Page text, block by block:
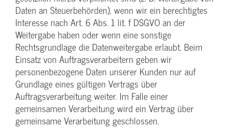
Daten an Steuerbehörden), wenn wir ein berechtigtes
Interesse nach Art. 6 Abs. 1 lit. f DSGVO an der
Weitergabe haben oder wenn eine sonstige
Rechtsgrundlage die Datenweitergabe erlaubt. Beim
Einsatz von Auftragsverarbeitern geben wir
personenbezogene Daten unserer Kunden nur auf
Grundlage eines gültigen Vertrags über
Auftragsverarbeitung weiter. Im Falle einer
gemeinsamen Verarbeitung wird ein Vertrag über
gemeinsame Verarbeitung geschlossen.